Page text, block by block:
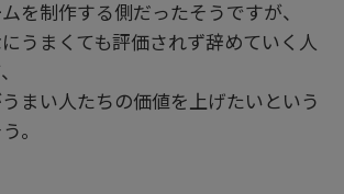
を制作する側だったそうですが、
うまくても評価されず辞めていく人
まい人たちの価値を上げたいという
。